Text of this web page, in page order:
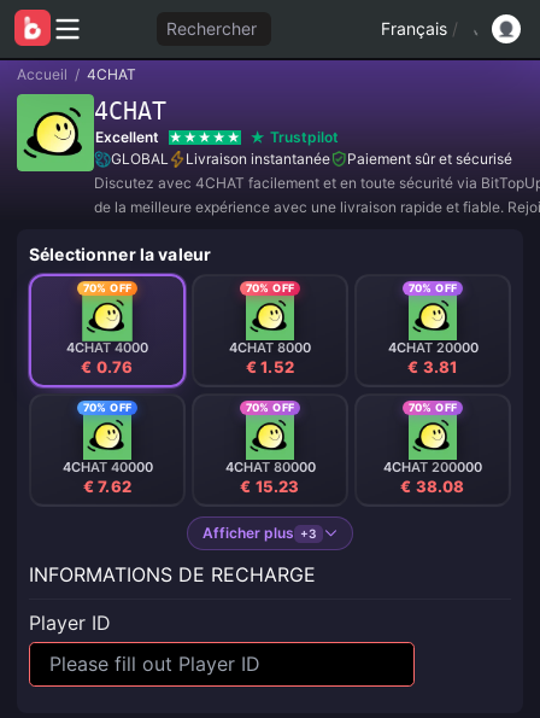
Rechercher Français /
Accueil / 4CHAT
4CHAT
Excellent
Trustpilot
GLOBAL
Livraison instantanée
Paiement sûr et sécurisé
Discutez avec 4CHAT facilement et en toute sécurité via
de la meilleure expérience avec une livraison rapide et fiable.
Sélectionner la valeur
70% OFF
4CHAT 4000
€ 0.76
70% OFF
4CHAT 8000
€ 1.52
70% OFF
4CHAT 20000
€ 3.81
70% OFF
4CHAT 40000
€ 7.62
70% OFF
4CHAT 80000
€ 15.23
70% OFF
4CHAT 200000
€ 38.08
Afficher plus +3
INFORMATIONS DE RECHARGE
Player ID